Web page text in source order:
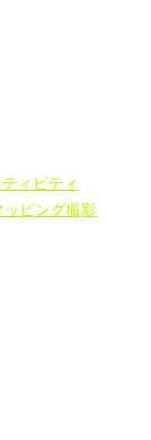
ィビティ
ピング撮影